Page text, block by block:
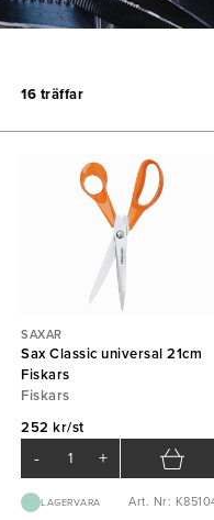
Tänger & pincetter
16 träffar
SAXAR
Sax Classic universal 21cm
Fiskars
Fiskars
252 kr/st
- +
LAGERVARA Art. Nr: